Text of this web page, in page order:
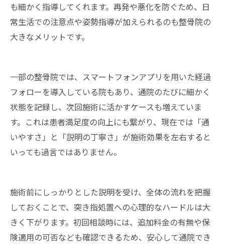
も細かく指導してくれます。再発や悪化を防ぐため、日
常生活での注意点や姿勢指導が加えられるのも整骨院の
大きなメリットです。
一部の整骨院では、スマートフォンアプリを用いた経過
フォローを導入している院もあり、通院のたびに細かく
状態を記録し、次回施術に活かすケースも増えていま
す。これは患者満足度の向上にも繋がり、現在では「通
いやすさ」と「説明の丁寧さ」が施術効果を左右すると
いっても過言ではありません。
施術前にしっかりとした説明を受け、全体の流れを把握
しておくことで、突き指処置への心理的なハードルは大
きく下がります。初回相談時には、追加料金の有無や保
険適用の可否なども確認できるため、安心して通院でき